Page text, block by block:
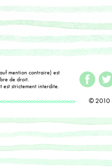
mention contraire) est
de droit.
est strictement interdite.
© 2010